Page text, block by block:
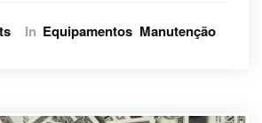
In Equipamentos Manutenção